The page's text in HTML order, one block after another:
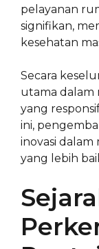
pelayanan
signifikan,
kesehatan
Secara
utama dalam
yang
ini,
inovasi dalam
yang lebih